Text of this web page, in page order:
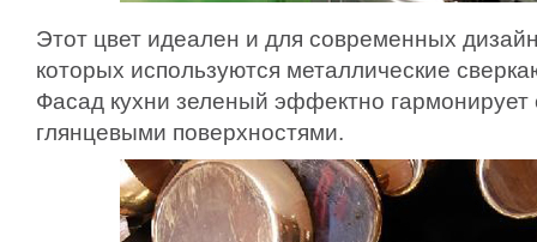
Этот цвет идеален и для современных
которых используются металлические
Фасад кухни зеленый эффектно
глянцевыми поверхностями.